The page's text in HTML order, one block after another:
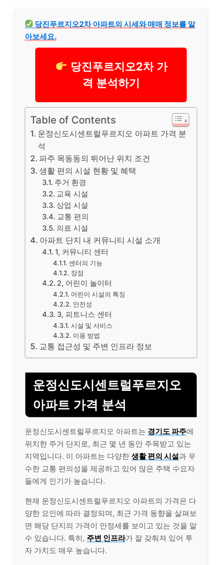
당진푸르지오2차 아파트의 시세와 매매 정보를 알
아보세요.
당진푸르지오2차 가
격 분석하기
Table of Contents
운정신도시센트럴푸르지오 아파트 가격 분
석
파주 목동동의 뛰어난 위치 조건
생활 편의 시설 현황 및 혜택
주거 환경
교육 시설
상업 시설
교통 편의
의료 시설
아파트 단지 내 커뮤니티 시설 소개
1, 커뮤니티 센터
센터의 기능
장점
2, 어린이 놀이터
어린이 시설의 특징
안전성
3, 피트니스 센터
시설 및 서비스
이용 방법
교통 접근성 및 주변 인프라 정보
운정신도시센트럴푸르지오
아파트 가격 분석
운정신도시센트럴푸르지오 아파트는 경기도 파주에
위치한 주거 단지로, 최근 몇 년 동안 주목받고 있는
지역입니다. 이 아파트는 다양한 생활 편의 시설과 우
수한 교통 편의성을 제공하고 있어 많은 주택 수요자
들에게 인기가 높습니다.
현재 운정신도시센트럴푸르지오 아파트의 가격은 다
양한 요인에 따라 결정되며, 최근 가격 동향을 살펴보
면 해당 단지의 가격이 안정세를 보이고 있는 것을 알
수 있습니다. 특히, 주변 인프라가 잘 갖춰져 있어 투
자 가치도 매우 높습니다.